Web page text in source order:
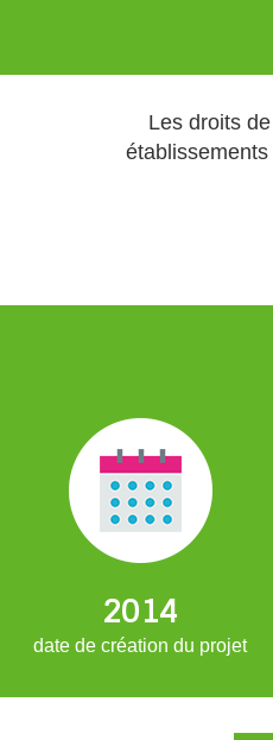
Les droits
2014
date de création du projet